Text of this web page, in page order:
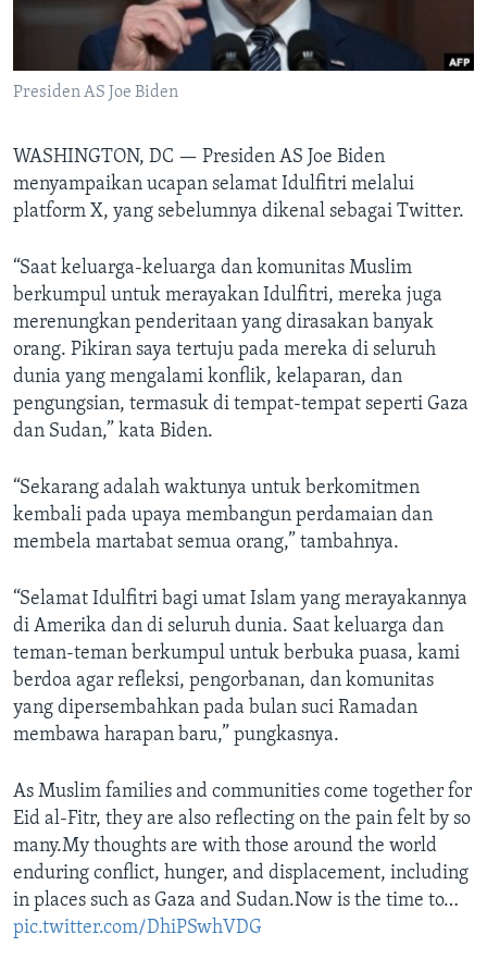
Presiden AS Joe Biden
WASHINGTON, DC — Presiden AS Joe Biden
menyampaikan ucapan selamat Idulfitri melalui
platform X, yang sebelumnya dikenal sebagai Twitter.
“Saat keluarga-keluarga dan komunitas Muslim
berkumpul untuk merayakan Idulfitri, mereka juga
merenungkan penderitaan yang dirasakan banyak
orang. Pikiran saya tertuju pada mereka di seluruh
dunia yang mengalami konflik, kelaparan, dan
pengungsian, termasuk di tempat-tempat seperti Gaza
dan Sudan,” kata Biden.
“Sekarang adalah waktunya untuk berkomitmen
kembali pada upaya membangun perdamaian dan
membela martabat semua orang,” tambahnya.
“Selamat Idulfitri bagi umat Islam yang merayakannya
di Amerika dan di seluruh dunia. Saat keluarga dan
teman-teman berkumpul untuk berbuka puasa, kami
berdoa agar refleksi, pengorbanan, dan komunitas
yang dipersembahkan pada bulan suci Ramadan
membawa harapan baru,” pungkasnya.
As Muslim families and communities come together for
Eid al-Fitr, they are also reflecting on the pain felt by so
many.My thoughts are with those around the world
enduring conflict, hunger, and displacement, including
in places such as Gaza and Sudan.Now is the time to…
pic.twitter.com/DhiPSwhVDG